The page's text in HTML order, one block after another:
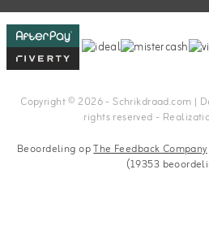
Copyright © 2026 - Schrikdraad.com |
rights reserved -
Beoordeling opThe Feedback Company
(19353